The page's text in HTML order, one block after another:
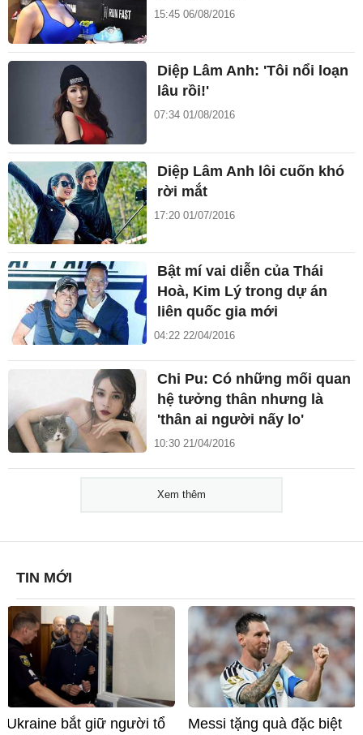
15:45 06/08/2016
Diệp Lâm Anh: 'Tôi nổi loạn
lâu rồi!'
07:34 01/08/2016
Diệp Lâm Anh lôi cuốn khó
rời mắt
17:20 01/07/2016
Bật mí vai diễn của Thái
Hoà, Kim Lý trong dự án
liên quốc gia mới
04:22 22/04/2016
Chi Pu: Có những mối quan
hệ tưởng thân nhưng là
'thân ai người nấy lo'
10:30 21/04/2016
Xem thêm
TIN MỚI
Ukraine bắt giữ người tổ
Messi tặng quà đặc biệt